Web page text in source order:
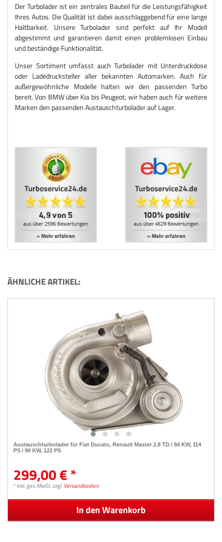
Der Turbolader ist ein zentrales Bauteil für die Leistungsfähigkeit
Ihres Autos. Die Qualität ist dabei ausschlaggebend für eine lange
Haltbarkeit. Unsere Turbolader sind perfekt auf Ihr Modell
abgestimmt und garantieren damit einen problemlosen Einbau
und beständige Funktionalität.
Unser Sortiment umfasst auch Turbolader mit Unterdruckdose
oder Ladedrucksteller aller bekannten Automarken. Auch für
außergewöhnliche Modelle halten wir den passenden Turbo
bereit. Von BMW über Kia bis Peugeot, wir haben auch für weitere
Marken den passenden Austauschturbolader auf Lager.
ÄHNLICHE ARTIKEL:
Austauschturbolader für Fiat Ducato, Renault Master 2.8 TD / 84 KW, 114
PS / 90 KW, 122 PS
299,00 € *
*inkl. ges. MwSt.zzgl.Versandkosten
In den Warenkorb